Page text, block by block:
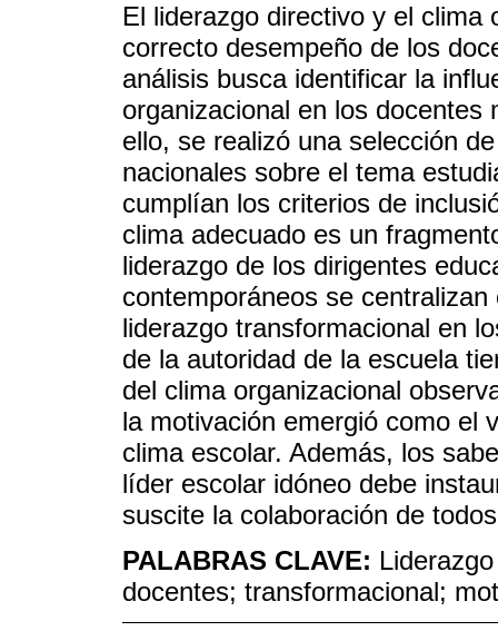
El liderazgo directivo y el clima
correcto desempeño de los
análisis busca identificar la
organizacional en los
ello, se realizó una selección
nacionales sobre el tema
cumplían los criterios de
clima adecuado es un
liderazgo de los dirigentes
contemporáneos se
liderazgo transformacional en
de la autoridad de la escuela
del clima organizacional
la motivación emergió como el
clima escolar. Además, los
líder escolar idóneo debe
suscite la colaboración de
PALABRAS CLAVE:
docentes; transformacional;